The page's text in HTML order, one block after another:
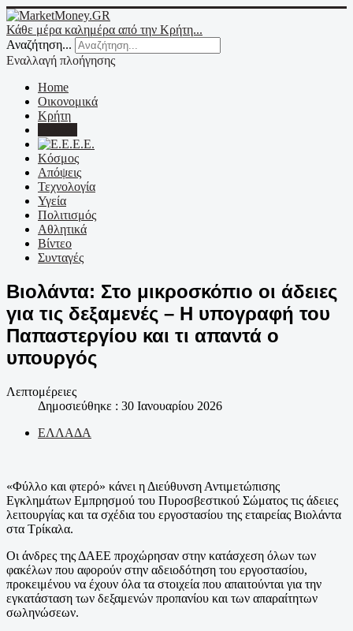
Κάθε μέρα καλημέρα από την Κρήτη...
Αναζήτηση...
Εναλλαγή πλοήγησης
Home
Οικονομικά
Κρήτη
Ε.Ε.
Κόσμος
Απόψεις
Τεχνολογία
Υγεία
Πολιτισμός
Αθλητικά
Βίντεο
Συνταγές
Βιολάντα: Στο μικροσκόπιο οι άδειες
για τις δεξαμενές – Η υπογραφή του
Παπαστεργίου και τι απαντά ο
υπουργός
Λεπτομέρειες
Δημοσιεύθηκε : 30 Ιανουαρίου 2026
ΕΛΛΑΔΑ
«Φύλλο και φτερό» κάνει η Διεύθυνση Αντιμετώπισης
Εγκλημάτων Εμπρησμού του Πυροσβεστικού Σώματος τις άδειες
λειτουργίας και τα σχέδια του εργοστασίου της εταιρείας Βιολάντα
στα Τρίκαλα.
Οι άνδρες της ΔΑΕΕ προχώρησαν στην κατάσχεση όλων των
φακέλων που αφορούν στην αδειοδότηση του εργοστασίου,
προκειμένου να έχουν όλα τα στοιχεία που απαιτούνται για την
εγκατάσταση των δεξαμενών προπανίου και των απαραίτητων
σωληνώσεων.